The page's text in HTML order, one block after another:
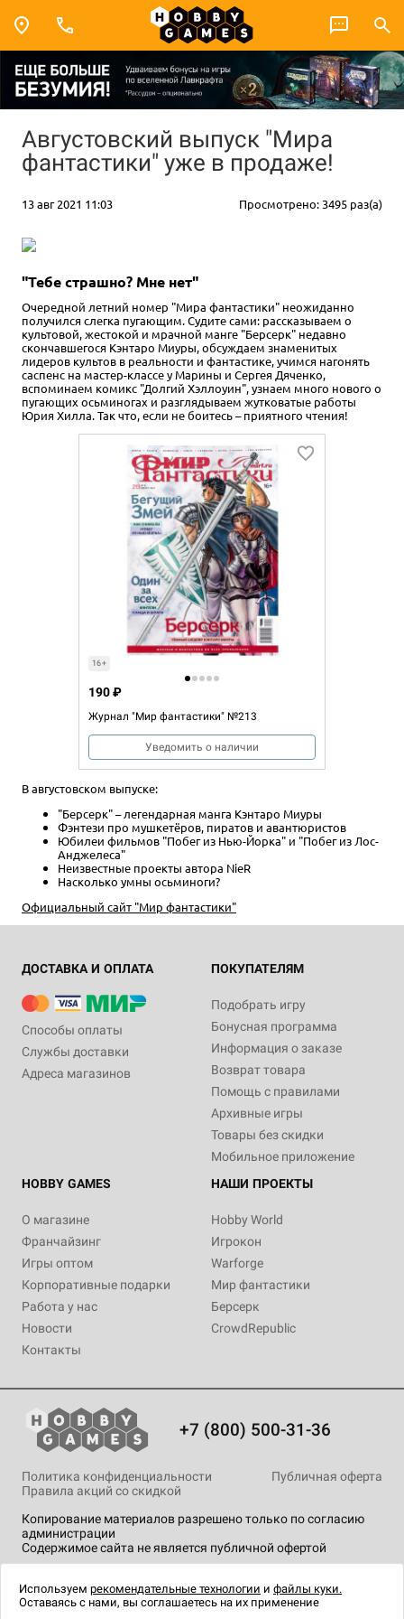
Августовский выпуск "Мира
фантастики" уже в продаже!
13 авг 2021 11:03 Просмотрено: 3495 раз(а)
"Тебе страшно? Мне нет"
Очередной летний номер "Мира фантастики" неожиданно
получился слегка пугающим. Судите сами: рассказываем о
культовой, жестокой и мрачной манге "Берсерк" недавно
скончавшегося Кэнтаро Миуры, обсуждаем знаменитых
лидеров культов в реальности и фантастике, учимся нагонять
саспенс на мастер-классе у Марины и Сергея Дяченко,
вспоминаем комикс "Долгий Хэллоуин", узнаем много нового о
пугающих осьминогах и разглядываем жутковатые работы
Юрия Хилла. Так что, если не боитесь – приятного чтения!
16+
Журнал "Мир фантастики" №213
190 ₽
Уведомить о наличии
В августовском выпуске:
"Берсерк" – легендарная манга Кэнтаро Миуры
Фэнтези про мушкетёров, пиратов и авантюристов
Юбилеи фильмов "Побег из Нью-Йорка" и "Побег из Лос-
Анджелеса"
Неизвестные проекты автора NieR
Насколько умны осьминоги?
Официальный сайт "Мир фантастики"
ДОСТАВКА И ОПЛАТА
Способы оплаты
Службы доставки
Адреса магазинов
ПОКУПАТЕЛЯМ
Подобрать игру
Бонусная программа
Информация о заказе
Возврат товара
Помощь с правилами
Архивные игры
Товары без скидки
Мобильное приложение
HOBBY GAMES
О магазине
Франчайзинг
Игры оптом
Корпоративные подарки
Работа у нас
Новости
Контакты
НАШИ ПРОЕКТЫ
Hobby World
Игрокон
Warforge
Мир фантастики
Берсерк
CrowdRepublic
+7 (800) 500-31-36
Копирование материалов разрешено только по согласию
администрации
Содержимое сайта не является публичной офертой
Политика конфиденциальности
Публичная оферта
Правила акций со скидкой
технологии .
Используем рекомендательные технологии и файлы куки.
Оставаясь с нами, вы соглашаетесь на их применение